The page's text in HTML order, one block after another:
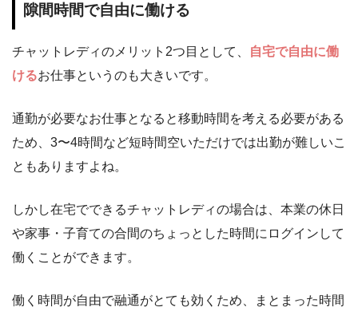
隙間時間で自由に働ける
チャットレディのメリット2つ目として、
自宅で自由に働
けるお仕事というのも大きいです。
通勤が必要なお仕事となると移動時間を考える必要がある
ため、3〜4時間など短時間空いただけでは出勤が難しいこ
ともありますよね。
しかし在宅でできるチャットレディの場合は、本業の休日
や家事・子育ての合間のちょっとした時間にログインして
働くことができます。
働く時間が自由で融通がとても効くため、まとまった時間